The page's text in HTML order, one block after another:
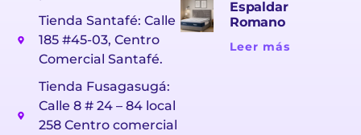
Tienda Santafé: Calle
185 #45-03, Centro
Comercial Santafé.
Tienda Fusagasugá:
Calle 8 # 24 – 84 local
258 Centro comercial
Espaldar
Romano
Leer más